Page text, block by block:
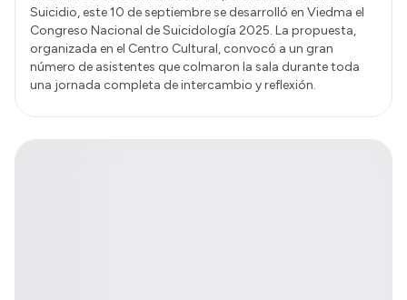
Suicidio, este 10 de septiembre se desarrolló en Viedma el
Congreso Nacional de Suicidología 2025. La propuesta,
organizada en el Centro Cultural, convocó a un gran
número de asistentes que colmaron la sala durante toda
una jornada completa de intercambio y reflexión.